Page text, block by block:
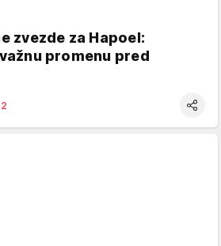
zvezde za Hapoel:
promenu pred
2